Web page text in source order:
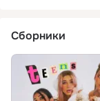
Сборники